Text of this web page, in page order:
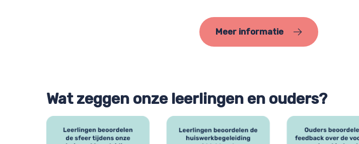
Meer informatie
Wat zeggen onze leerlingen en ouders?